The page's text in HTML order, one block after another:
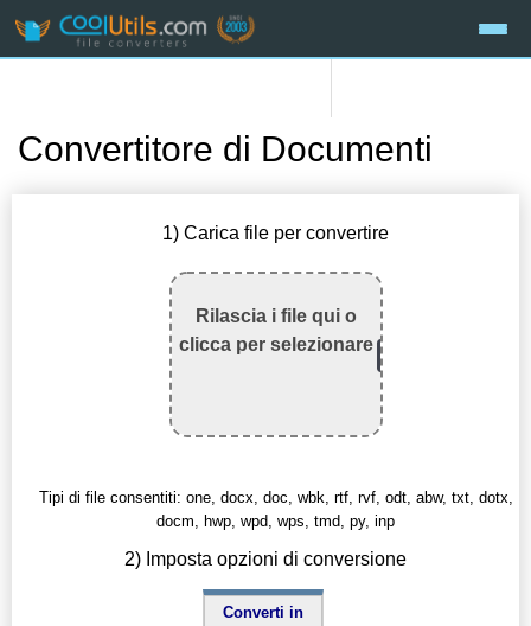
Convertitore di Documenti
1) Carica file per convertire
Rilascia i file qui o
clicca per selezionare
Tipi di file consentiti: one, docx, doc, wbk, rtf, rvf, odt, abw, txt, dotx,
docm, hwp, wpd, wps, tmd, py, inp
2) Imposta opzioni di conversione
Converti in